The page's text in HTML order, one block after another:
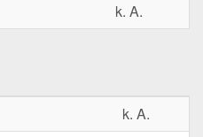
k. A.
k. A.